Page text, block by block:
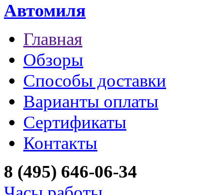
Автомиля
Главная
Обзоры
Способы доставки
Варианты оплаты
Сертификаты
Контакты
8 (495) 646-06-34